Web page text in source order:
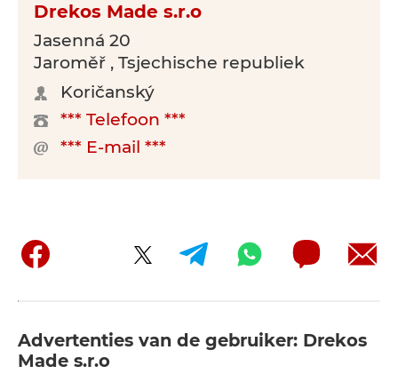
Drekos Made s.r.o
Jasenná 20
Jaroměř , Tsjechische republiek
Koričanský
*** Telefoon ***
*** E-mail ***
Advertenties van de gebruiker: Drekos
Made s.r.o